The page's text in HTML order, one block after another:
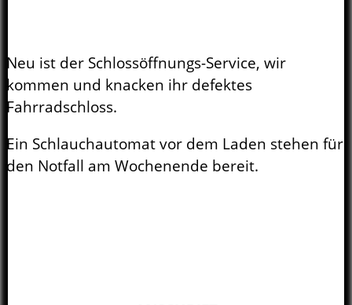
Neu ist der Schlossöffnungs-Service, wir
kommen und knacken ihr defektes
Fahrradschloss.
Ein Schlauchautomat vor dem Laden stehen für
den Notfall am Wochenende bereit.